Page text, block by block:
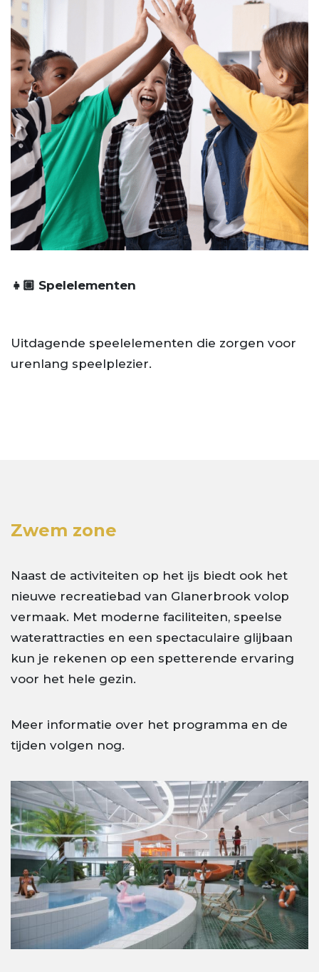
👧🏼 Spelelementen
Uitdagende speelelementen die zorgen voor
urenlang speelplezier.
Zwem zone
Naast de activiteiten op het ijs biedt ook het
nieuwe recreatiebad van Glanerbrook volop
vermaak. Met moderne faciliteiten, speelse
waterattracties en een spectaculaire glijbaan
kun je rekenen op een spetterende ervaring
voor het hele gezin.
Meer informatie over het programma en de
tijden volgen nog.